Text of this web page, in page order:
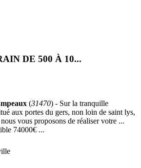
DE 500 À 10...
(31470) - Sur la tranquille
aux portes du gers, non loin de saint lys,
vous proposons de réaliser votre ...
74000€ ...